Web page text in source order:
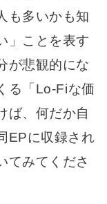
も多いかも知
」ことを表す
が悲観的にな
る「Lo-Fiな価
ば、何だか自
EPに収録され
てみてくださ